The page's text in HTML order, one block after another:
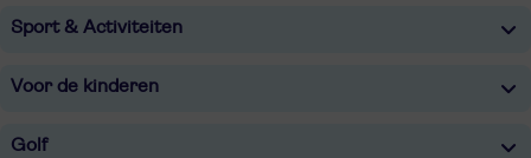
Sport & Activiteiten
Voor de kinderen
Golf